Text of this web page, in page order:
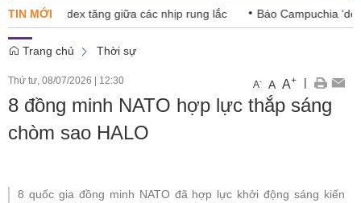
TIN MỚI
VN-Index tăng giữa các nhịp rung lắc Báo Campuchia ‘dè
Trang chủ Thời sự
Thứ tư, 08/07/2026 | 12:30 A- A A+ |
8 đồng minh NATO hợp lực thắp sáng
chòm sao HALO
8 quốc gia đồng minh NATO đã hợp lực khởi động sáng kiến